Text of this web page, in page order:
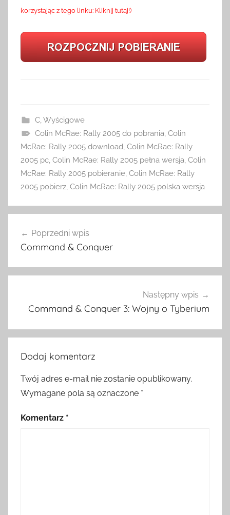
korzystając z tego linku: Kliknij tutaj!)
C,Wyścigowe
Colin McRae: Rally 2005 do pobrania, Colin
McRae: Rally 2005 download, Colin McRae: Rally
2005 pc, Colin McRae: Rally 2005 pełna wersja, Colin
McRae: Rally 2005 pobieranie, Colin McRae: Rally
2005 pobierz, Colin McRae: Rally 2005 polska wersja
wpisu
Poprzedni wpis
Command & Conquer
Następny wpis
Command & Conquer 3: Wojny o Tyberium
Dodaj komentarz
Twój adres e-mail nie zostanie opublikowany.
Wymagane pola są oznaczone *
Komentarz *